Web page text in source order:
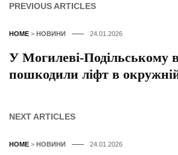
PREVIOUS ARTICLES
HOME > НОВИНИ 24.01.2026
У Могилеві-Подільському
пошкодили ліфт в
NEXT ARTICLES
HOME > НОВИНИ 24.01.2026